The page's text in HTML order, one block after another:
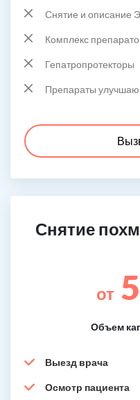
Снятие и описание
Комплекс
Гепатропротекторы
Препараты
Снятие
от
Объем
Выезд врача
Осмотр пациента